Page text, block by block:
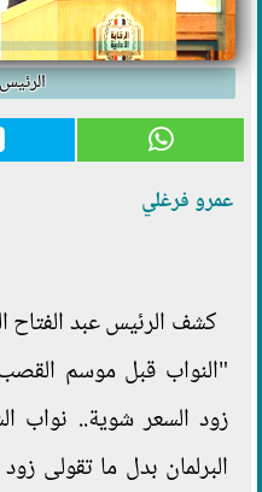
عمرو فرغلي
كشف الرئيس عبد
"النواب قبل موسم القصب
زود السعر شوية.. نواب